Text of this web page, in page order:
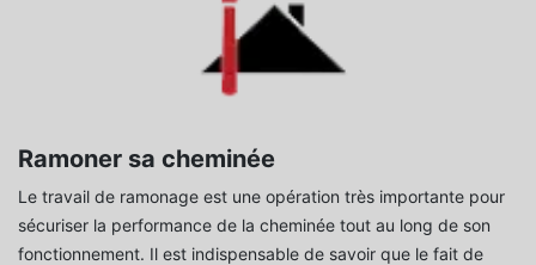
Ramoner sa cheminée
Le travail de ramonage est une opération très importante pour
sécuriser la performance de la cheminée tout au long de son
fonctionnement. Il est indispensable de savoir que le fait de